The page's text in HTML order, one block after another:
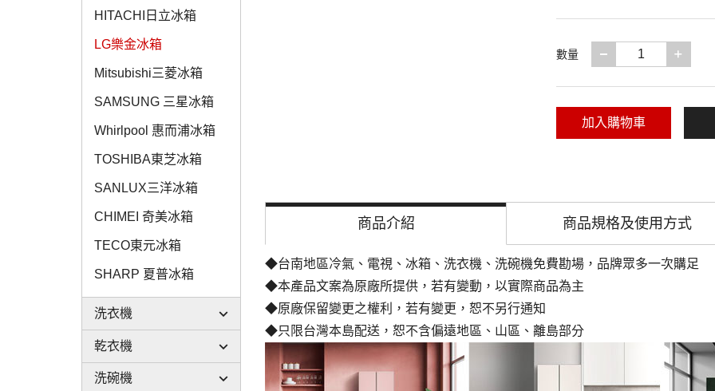
HITACHI日立冰箱
LG樂金冰箱
Mitsubishi三菱冰箱
SAMSUNG 三星冰箱
Whirlpool 惠而浦冰箱
TOSHIBA東芝冰箱
SANLUX三洋冰箱
CHIMEI 奇美冰箱
TECO東元冰箱
SHARP 夏普冰箱
洗衣機
乾衣機
洗碗機
數量 減少一項
加入購物車
商品介紹 商品規格及使用方式
◆台南地區冷氣、電視、冰箱、洗衣機、洗碗機免費勘場 ，品牌眾多一次購足
◆本產品文案為原廠所提供，若有變動，以實際商品為主
◆原廠保留變更之權利，若有變更，恕不另行通知
◆只限台灣本島配送，恕不含偏遠地區、山區、離島部分